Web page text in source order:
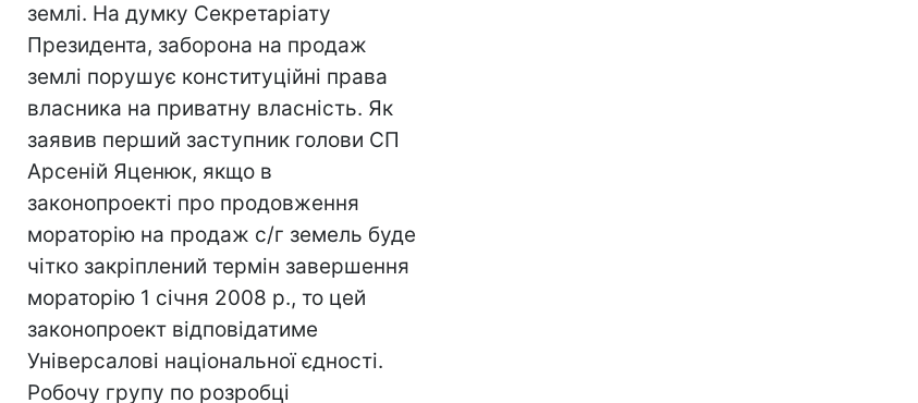
землі. На думку Секретаріату
Президента, заборона на продаж
землі порушує конституційні права
власника на приватну власність. Як
заявив перший заступник голови СП
Арсеній Яценюк, якщо в
законопроекті про продовження
мораторію на продаж с/г земель буде
чітко закріплений термін завершення
мораторію 1 січня 2008 р., то цей
законопроект відповідатиме
Універсалові національної єдності.
Робочу групу по розробці